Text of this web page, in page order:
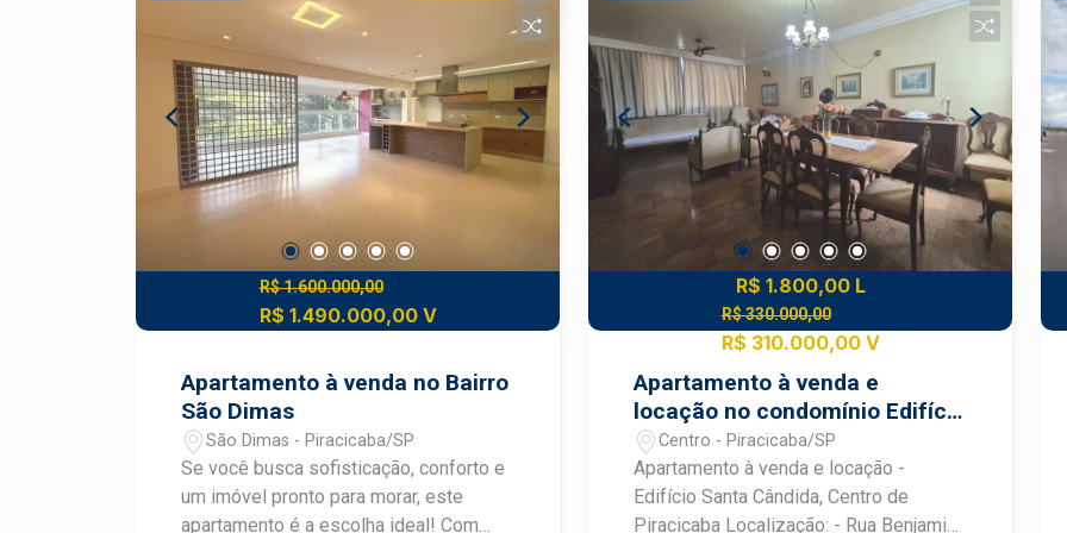
Agende sua visita!
sua visita!
R$ 1.600.000,00
R$ 1.490.000,00 V
Apartamento à venda no Bairro
São Dimas
São Dimas - Piracicaba/SP
Se você busca sofisticação, conforto e
um imóvel pronto para morar, este
apartamento é a escolha ideal! Com
R$ 1.800,00 L
R$ 330.000,00
R$ 310.000,00 V
Apartamento à venda e
locação no condomínio Edifício
Santa Cândida
Centro - Piracicaba/SP
Apartamento à venda e locação -
Edifício Santa Cândida, Centro de
Piracicaba Localização: - Rua Benjamin